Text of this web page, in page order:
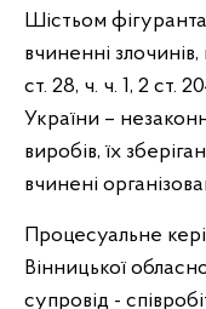
Шістьом
вчиненні
ст. 28, ч. ч. 1, 2 ст.
України –
виробів, їх
вчинені
Процесуальне
Вінницької
супровід -